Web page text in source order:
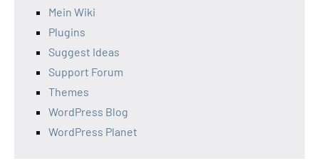
Mein Wiki
Plugins
Suggest Ideas
Support Forum
Themes
WordPress Blog
WordPress Planet